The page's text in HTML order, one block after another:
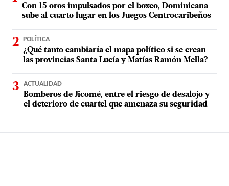
Con 15 oros impulsados por el boxeo, Dominicana
sube al cuarto lugar en los Juegos Centrocaribeños
POLÍTICA
¿Qué tanto cambiaría el mapa político si se crean
las provincias Santa Lucía y Matías Ramón Mella?
ACTUALIDAD
Bomberos de Jicomé, entre el riesgo de desalojo y
el deterioro de cuartel que amenaza su seguridad